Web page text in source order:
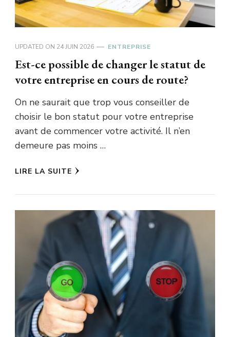
UPDATED ON 24 JUIN 2026 ENTREPRISE
Est-ce possible de changer le statut de
votre entreprise en cours de route?
On ne saurait que trop vous conseiller de
choisir le bon statut pour votre entreprise
avant de commencer votre activité. Il n’en
demeure pas moins …
LIRE LA SUITE